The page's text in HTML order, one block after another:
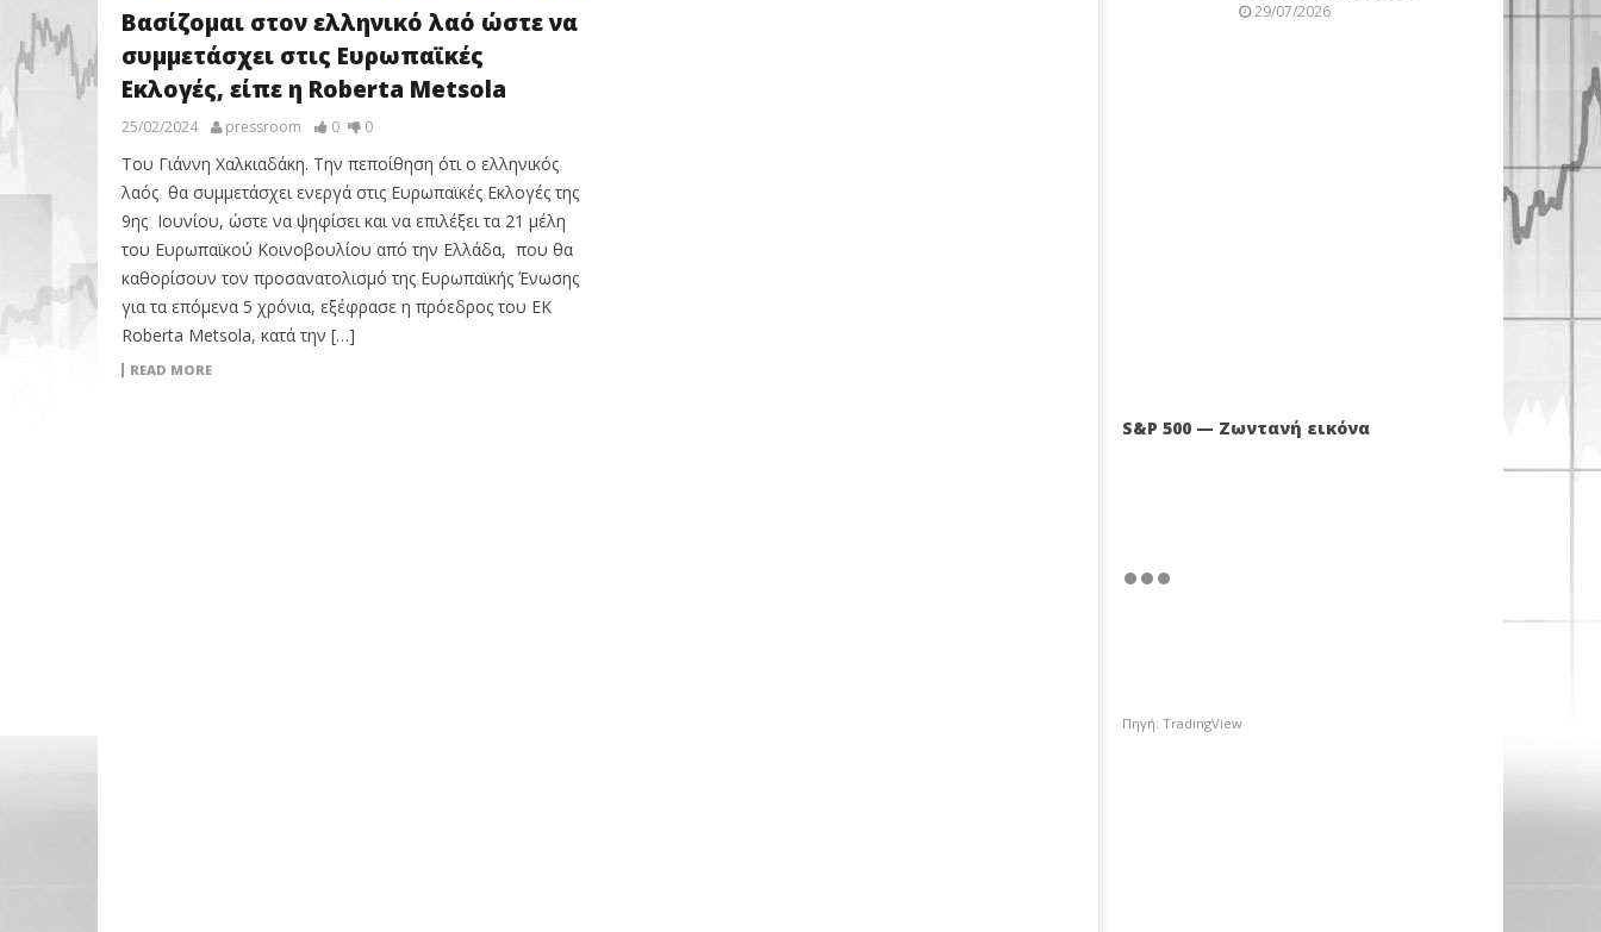
Βασίζομαι στον ελληνικό λαό ώστε να
συμμετάσχει στις Ευρωπαϊκές
Εκλογές, είπε η Roberta Metsola
25/02/2024 pressroom 0 0
Του Γιάννη Χαλκιαδάκη. Την πεποίθηση ότι ο ελληνικός
λαός θα συμμετάσχει ενεργά στις Ευρωπαϊκές Εκλογές της
9ης Ιουνίου, ώστε να ψηφίσει και να επιλέξει τα 21 μέλη
του Ευρωπαϊκού Κοινοβουλίου από την Ελλάδα, που θα
καθορίσουν τον προσανατολισμό της Ευρωπαϊκής Ένωσης
για τα επόμενα 5 χρόνια, εξέφρασε η πρόεδρος του ΕΚ
Roberta Metsola, κατά την […]
READ MORE
29/07/2026
S&P 500 — Ζωντανή εικόνα
Πηγή: TradingView